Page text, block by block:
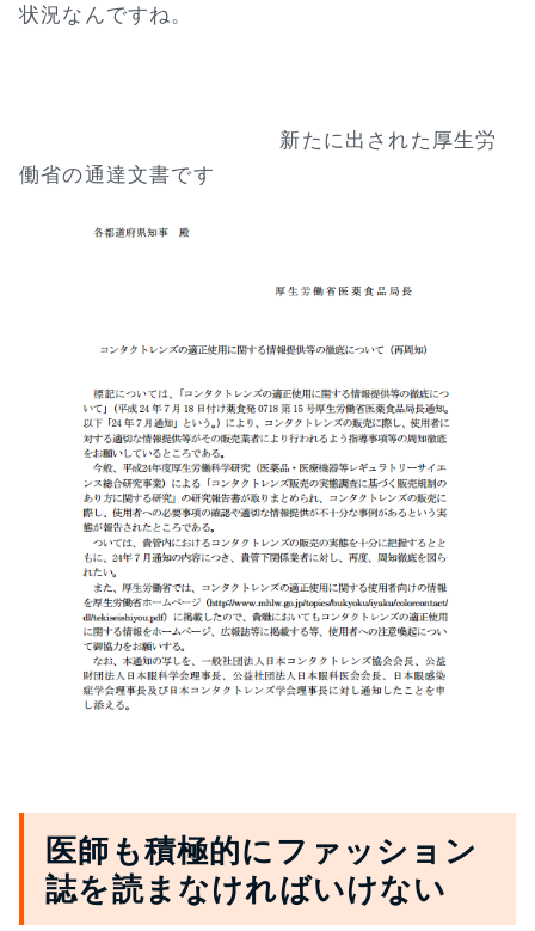
状況なんですね。
新たに出された厚生労
働省の通達文書です
医師も積極的にファッション
誌を読まなければいけない